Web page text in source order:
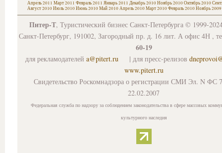
Апрель 2011 Март 2011 Февраль 2011 Январь 2011 Декабрь 2010Ноябрь 2010Октябрь 2010
Август 2010Июль 2010Июнь 2010Май 2010Апрель 2010Март 2010Февраль 2010Ноябрь 2009
Питер-Т, Туристический бизнес Санкт-Петербурга © 1999-
Санкт-Петербург, 191002, Загородный пр. д. 16 лит. А офис 4Н ,
60-19
для рекламодателей a@pitert.ru | для пресс-релизов
www.pitert.ru
Свидетельство Роскомнадзора о регистрации СМИ Эл. N ФС
22.02.2007
Федеральная служба по надзору за соблюдением законодательства в сфере массовых
культурного наследия